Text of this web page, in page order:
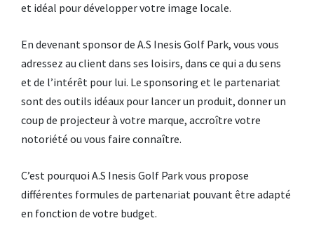
et idéal pour développer votre image locale.
En devenant sponsor de A.S Inesis Golf Park, vous vous
adressez au client dans ses loisirs, dans ce qui a du sens
et de l’intérêt pour lui. Le sponsoring et le partenariat
sont des outils idéaux pour lancer un produit, donner un
coup de projecteur à votre marque, accroître votre
notoriété ou vous faire connaître.
C’est pourquoi A.S Inesis Golf Park vous propose
différentes formules de partenariat pouvant être adapté
en fonction de votre budget.